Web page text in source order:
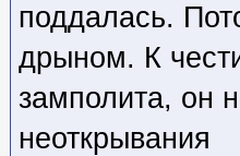
поддалась.
дрыном. К
замполита, он
неоткрывания